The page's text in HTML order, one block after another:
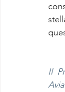
Il